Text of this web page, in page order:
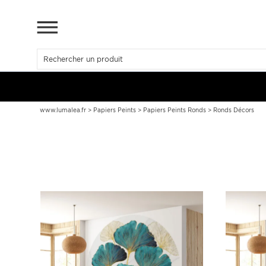
www.lumalea.fr > Papiers Peints > Papiers Peints Ronds > Ronds Décors